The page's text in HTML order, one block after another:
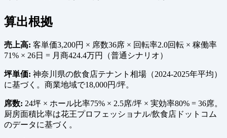
算出根拠
売上高: 客単価3,200円 × 席数36席 × 回転率2.0回転 × 稼働率
71% × 26日 = 月商424.4万円（普通シナリオ）
坪単価: 神奈川県の飲食店テナント相場（2024-2025年平均）
に基づく。商業地域で18,000円/坪。
席数: 24坪 × ホール比率75% × 2.5席/坪 × 実効率80% = 36席。
厨房面積比率は花王プロフェッショナル/飲食店ドットコム
のデータに基づく。